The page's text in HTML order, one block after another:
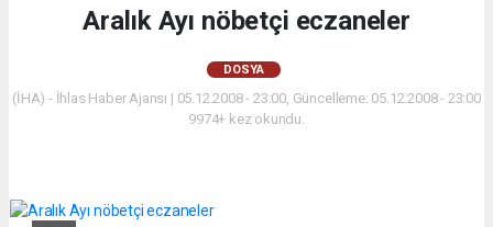
Aralık Ayı nöbetçi eczaneler
DOSYA
(İHA) - İhlas Haber Ajansı | 05.12.2008 - 23:00, Güncelleme: 05.12.2008 - 23:00
9974+ kez okundu.